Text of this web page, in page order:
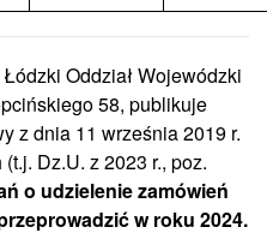
Oddział Wojewódzki
58, publikuje
z dnia 11 września 2019 r.
Dz.U. z 2023 r., poz.
o udzielenie zamówień
w roku 2024.